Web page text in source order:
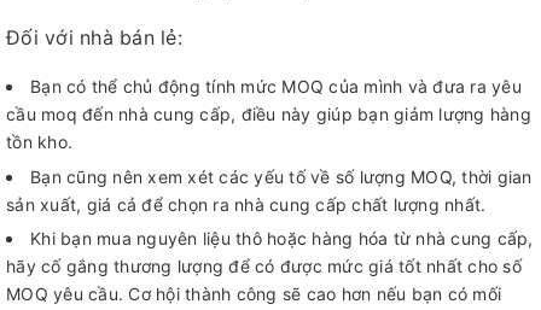
Đối với nhà bán lẻ:
Bạn có thể chủ động tính mức MOQ của mình và đưa ra yêu
cầu moq đến nhà cung cấp, điều này giúp bạn giảm lượng hàng
tồn kho.
Bạn cũng nên xem xét các yếu tố về số lượng MOQ, thời gian
sản xuất, giá cả để chọn ra nhà cung cấp chất lượng nhất.
Khi bạn mua nguyên liệu thô hoặc hàng hóa từ nhà cung cấp,
hãy cố gắng thương lượng để có được mức giá tốt nhất cho số
MOQ yêu cầu. Cơ hội thành công sẽ cao hơn nếu bạn có mối